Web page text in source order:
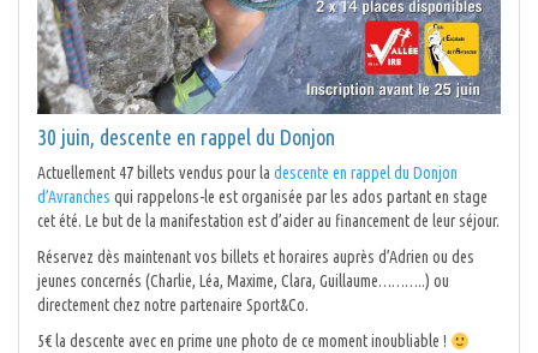
30 juin, descente en rappel du Donjon
Actuellement 47 billets vendus pour la descente en rappel du Donjon
d’Avranches qui rappelons-le est organisée par les ados partant en stage
cet été. Le but de la manifestation est d’aider au financement de leur séjour.
Réservez dès maintenant vos billets et horaires auprès d’Adrien ou des
jeunes concernés (Charlie, Léa, Maxime, Clara, Guillaume………..) ou
directement chez notre partenaire Sport&Co.
5€ la descente avec en prime une photo de ce moment inoubliable !